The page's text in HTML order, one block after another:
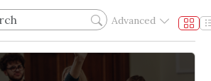
Advanced